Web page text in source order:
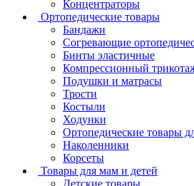
Концентраторы
Ортопедические товары
Бандажи
Согревающие
Бинты эластичные
Компрессионный
Подушки и матрасы
Трости
Костыли
Ходунки
Ортопедические товары
Наколенники
Корсеты
Товары для мам и детей
Детские товары